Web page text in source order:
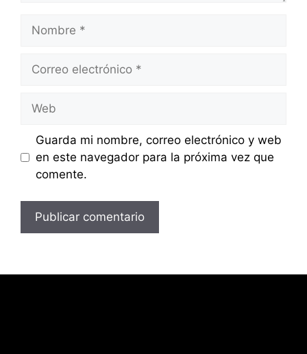
Nombre
Correo
Web
Guarda mi nombre, correo electrónico y web
en este navegador para la próxima vez que
comente.